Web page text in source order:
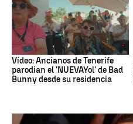
Vídeo: Ancianos de Tenerife
parodian el 'NUEVAYol' de Bad
Bunny desde su residencia